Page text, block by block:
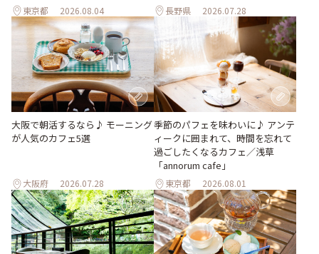
東京都 2026.08.04 長野県 2026.07.28
大阪で朝活するなら♪ モーニング
が人気のカフェ5選
大阪府 2026.07.28
季節のパフェを味わいに♪ アンテ
ィークに囲まれて、時間を忘れて
過ごしたくなるカフェ／浅草
「annorum cafe」
東京都 2026.08.01